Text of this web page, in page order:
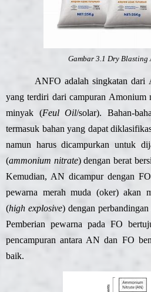
Gambar 3.1 Dry Blasting
ANFO adalah singkatan
yang terdiri dari campuran
minyak (Feul Oil/solar). Bahan-
termasuk bahan yang dapat
namun harus dicampurkan untuk
(ammonium nitrate) dengan berat
Kemudian, AN dicampur dengan
pewarna merah muda (oker) akan
(high explosive) dengan
Pemberian pewarna pada FO
pencampuran antara AN dan FO
baik.